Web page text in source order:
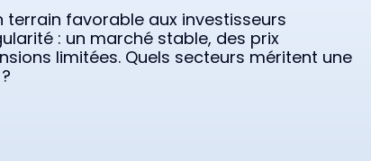
favorable aux investisseurs
: un marché stable, des prix
limitées. Quels secteurs méritent une